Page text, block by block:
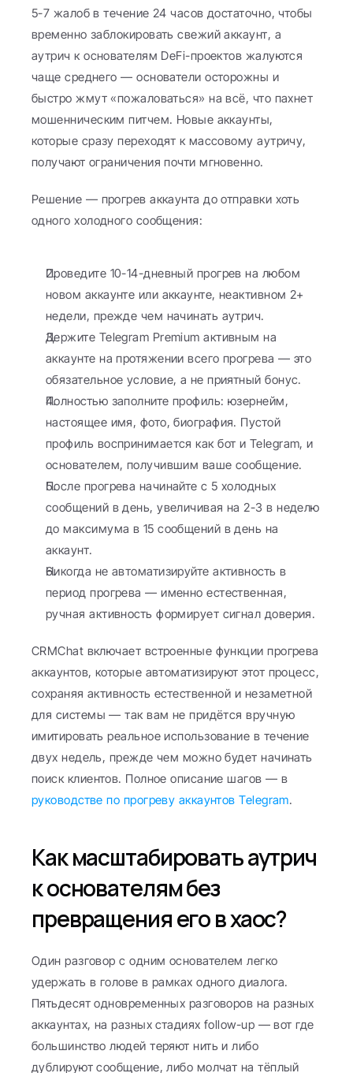
5-7 жалоб в течение 24 часов достаточно, чтобы
временно заблокировать свежий аккаунт, а
аутрич к основателям DeFi-проектов жалуются
чаще среднего — основатели осторожны и
быстро жмут «пожаловаться» на всё, что пахнет
мошенническим питчем. Новые аккаунты,
которые сразу переходят к массовому аутричу,
получают ограничения почти мгновенно.
Решение — прогрев аккаунта до отправки хоть
одного холодного сообщения:
Проведите 10-14-дневный прогрев на любом
новом аккаунте или аккаунте, неактивном 2+
недели, прежде чем начинать аутрич.
Держите Telegram Premium активным на
аккаунте на протяжении всего прогрева — это
обязательное условие, а не приятный бонус.
Полностью заполните профиль: юзернейм,
настоящее имя, фото, биография. Пустой
профиль воспринимается как бот и Telegram, и
основателем, получившим ваше сообщение.
После прогрева начинайте с 5 холодных
сообщений в день, увеличивая на 2-3 в неделю
до максимума в 15 сообщений в день на
аккаунт.
Никогда не автоматизируйте активность в
период прогрева — именно естественная,
ручная активность формирует сигнал доверия.
CRMChat включает встроенные функции прогрева
аккаунтов, которые автоматизируют этот процесс,
сохраняя активность естественной и незаметной
для системы — так вам не придётся вручную
имитировать реальное использование в течение
двух недель, прежде чем можно будет начинать
руководстве по прогреву аккаунтов Telegram.
Как масштабировать аутрич
к основателям без
превращения его в хаос?
Один разговор с одним основателем легко
удержать в голове в рамках одного диалога.
Пятьдесят одновременных разговоров на разных
аккаунтах, на разных стадиях follow-up — вот где
большинство людей теряют нить и либо
дублируют сообщение, либо молчат на тёплый